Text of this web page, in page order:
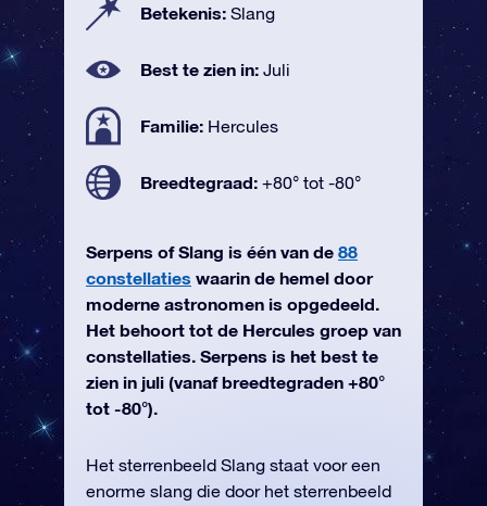
Betekenis: Slang
Best te zien in: Juli
Familie: Hercules
Breedtegraad: +80° tot -80°
Serpens of Slang is één van de 88
constellaties waarin de hemel door
moderne astronomen is opgedeeld.
Het behoort tot de Hercules groep van
constellaties. Serpens is het best te
zien in juli (vanaf breedtegraden +80°
tot -80°).
Het sterrenbeeld Slang staat voor een
enorme slang die door het sterrenbeeld